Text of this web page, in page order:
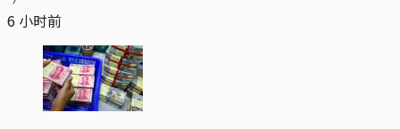
6 小时前